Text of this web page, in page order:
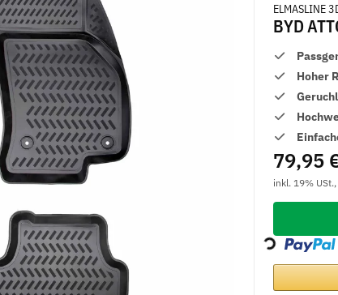
ELMASLINE
BYD
Hoher
79,95
inkl. 19%
Loading...